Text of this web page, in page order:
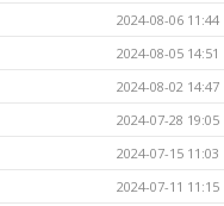
2024-08-06 11:44
2024-08-05 14:51
2024-08-02 14:47
2024-07-28 19:05
2024-07-15 11:03
2024-07-11 11:15